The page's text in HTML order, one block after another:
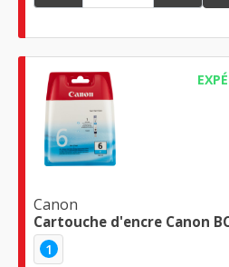
Canon
Cartouche d'encre Canon
1